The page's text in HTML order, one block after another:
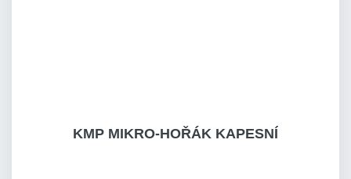
KMP MIKRO-HOŘÁK KAPESNÍ